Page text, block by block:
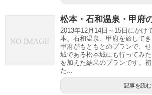
松本・石和温泉・甲府
2013年12月14日～15日にかけ
本、石和温泉、甲府を旅して
甲府がもともとのプランで、
城である松本城にも行ってみ
を加えた結果のプランです。
た...
記事を読む